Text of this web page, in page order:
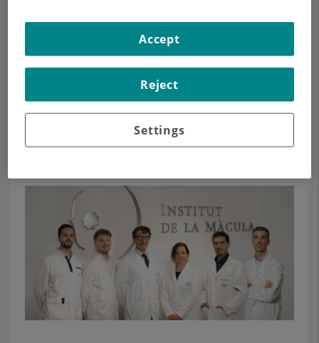
Equipo
Settings
Reject
Accept